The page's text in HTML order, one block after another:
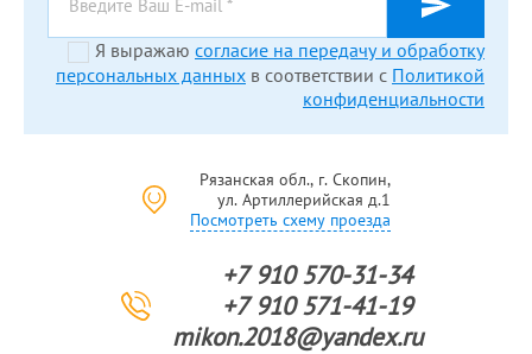
Я выражаю согласие на передачу и обработку
персональных данных в соответствии с Политикой
конфиденциальности
Рязанская обл., г. Скопин,
ул. Артиллерийская д.1
Посмотреть схему проезда
+7 910 570-31-34
+7 910 571-41-19
mikon.2018@yandex.ru